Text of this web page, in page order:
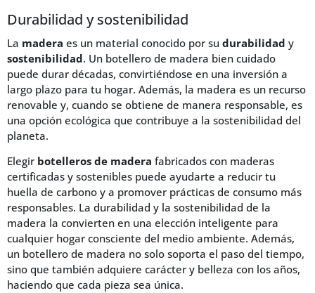
Durabilidad y sostenibilidad
La madera es un material conocido por su durabilidad y
sostenibilidad. Un botellero de madera bien cuidado
puede durar décadas, convirtiéndose en una inversión a
largo plazo para tu hogar. Además, la madera es un recurso
renovable y, cuando se obtiene de manera responsable, es
una opción ecológica que contribuye a la sostenibilidad del
planeta.
Elegir botelleros de madera fabricados con maderas
certificadas y sostenibles puede ayudarte a reducir tu
huella de carbono y a promover prácticas de consumo más
responsables. La durabilidad y la sostenibilidad de la
madera la convierten en una elección inteligente para
cualquier hogar consciente del medio ambiente. Además,
un botellero de madera no solo soporta el paso del tiempo,
sino que también adquiere carácter y belleza con los años,
haciendo que cada pieza sea única.